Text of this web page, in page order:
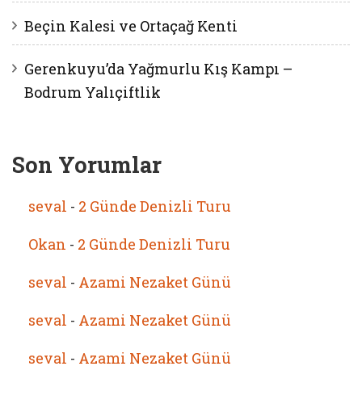
Beçin Kalesi ve Ortaçağ Kenti
Gerenkuyu’da Yağmurlu Kış Kampı –
Bodrum Yalıçiftlik
Son Yorumlar
seval - 2 Günde Denizli Turu
Okan - 2 Günde Denizli Turu
seval - Azami Nezaket Günü
seval - Azami Nezaket Günü
seval - Azami Nezaket Günü